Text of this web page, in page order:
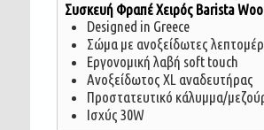
Συσκευή Φραπέ Χειρός Barista
Designed in Greece
Σώμα με ανοξείδωτες
Εργονομική λαβή soft touch
Ανοξείδωτος XL αναδευτήρας
Προστατευτικό κάλυμμα/
Ισχύς 30W